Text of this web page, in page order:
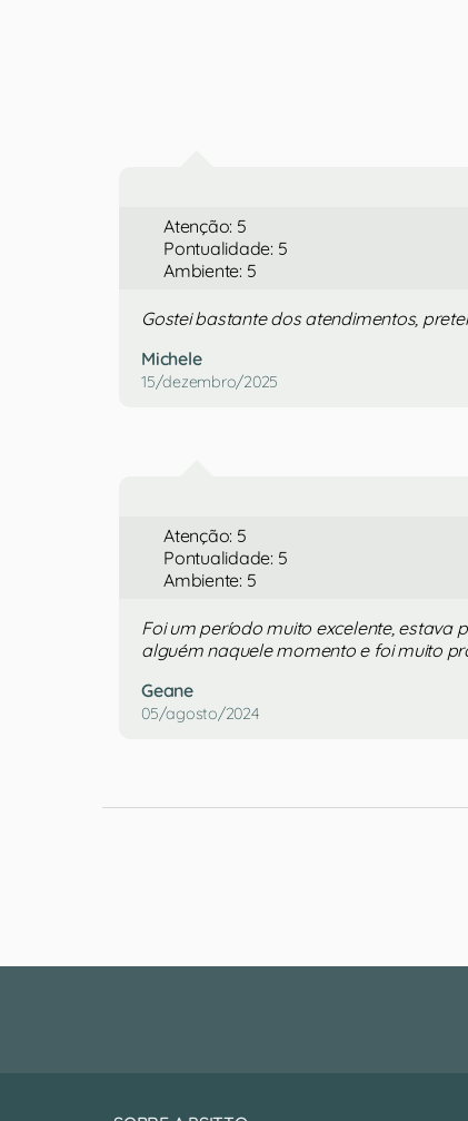
Atenção: 5
Pontualidade: 5
Ambiente: 5
Gostei bastante dos atendimentos,
Michele
15/dezembro/2025
Atenção: 5
Pontualidade: 5
Ambiente: 5
Foi um período muito excelente, estava
alguém naquele momento e foi muito
Geane
05/agosto/2024